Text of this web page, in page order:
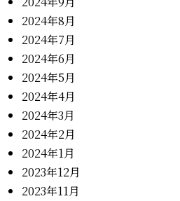
2024年8月
2024年7月
2024年6月
2024年5月
2024年4月
2024年3月
2024年2月
2024年1月
2023年12月
2023年11月